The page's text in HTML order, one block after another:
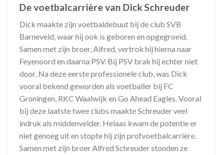
De voetbalcarrière van Dick Schreuder
Dick maakte zijn voetbaldebuut bij de club SVB
Barneveld, waar hij ook is geboren en opgegroeid.
Samen met zijn broer, Alfred, vertrok hij hierna naar
Feyenoord en daarna PSV. Bij PSV brak hij echter niet
door. Na deze eerste professionele club, was Dick
vooral bekend geworden als voetballer bij FC
Groningen, RKC Waalwijk en Go Ahead Eagles. Vooral
bij deze laatste twee clubs maakte Schreuder veel
indruk als middenvelder. Helaas kwam de potentie er
niet genoeg uit en stopte hij zijn profvoetbalcarrière.
Samen met zijn broer Alfred Schreuder stonden ze